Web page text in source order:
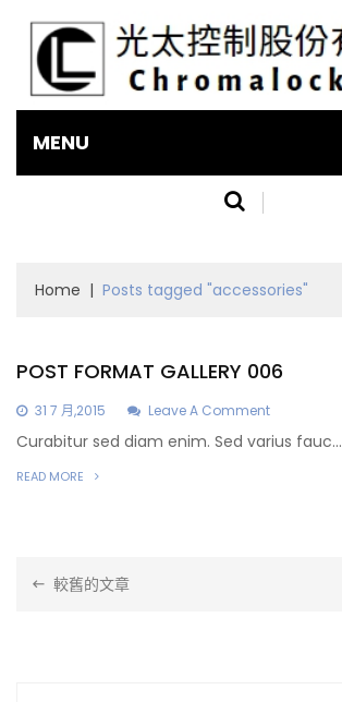
MENU
Home | Posts tagged "accessories"
POST FORMAT GALLERY 006
31 7 月,2015 Leave A Comment
Curabitur sed diam enim. Sed varius fauc...
READ MORE
文 較舊的文章